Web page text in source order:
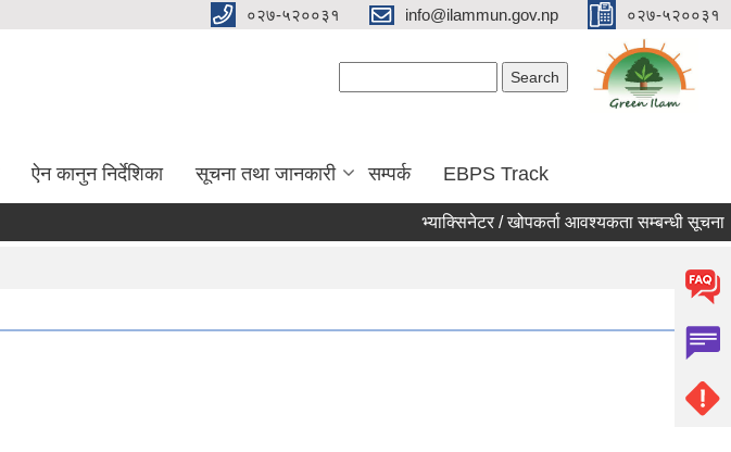
०२७-५२००३१ info@ilammun.gov.np ०२७-५२००३१
ऐन कानुन निर्देशिका सूचना तथा जानकारी सम्पर्क EBPS Track
भ्याक्सिनेटर / खोपकर्ता आवश्यकता सम्बन्धी सूचना ।